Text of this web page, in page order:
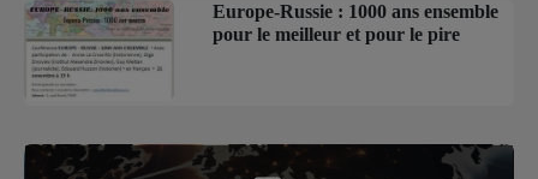
Europe-Russie : 1000 ans ensemble
pour le meilleur et pour le pire